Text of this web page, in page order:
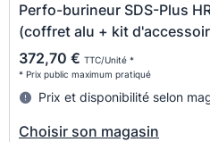
Perfo-burineur SDS-Plus
(coffret alu + kit
372,70 € TTC/Unité *
* Prix public maximum pratiqué
Prix et disponibilité selon
Choisir son magasin